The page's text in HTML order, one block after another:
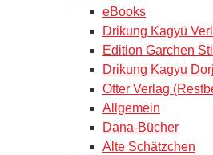
eBooks
Drikung Kagyü
Edition Garchen
Drikung Kagyu
Otter Verlag
Allgemein
Dana-Bücher
Alte Schätzchen